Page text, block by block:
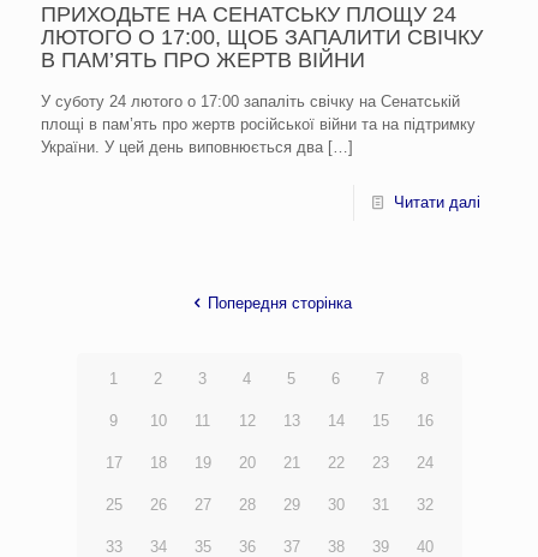
ПРИХОДЬТЕ НА СЕНАТСЬКУ ПЛОЩУ 24
ЛЮТОГО О 17:00, ЩОБ ЗАПАЛИТИ СВІЧКУ
В ПАМ’ЯТЬ ПРО ЖЕРТВ ВІЙНИ
У суботу 24 лютого о 17:00 запаліть свічку на Сенатській
площі в пам’ять про жертв російської війни та на підтримку
України. У цей день виповнюється два[…]
Читати далі
Попередня сторінка
1 2 3 4 5 6 7 8
9 10 11 12 13 14 15 16
17 18 19 20 21 22 23 24
25 26 27 28 29 30 31 32
33 34 35 36 37 38 39 40